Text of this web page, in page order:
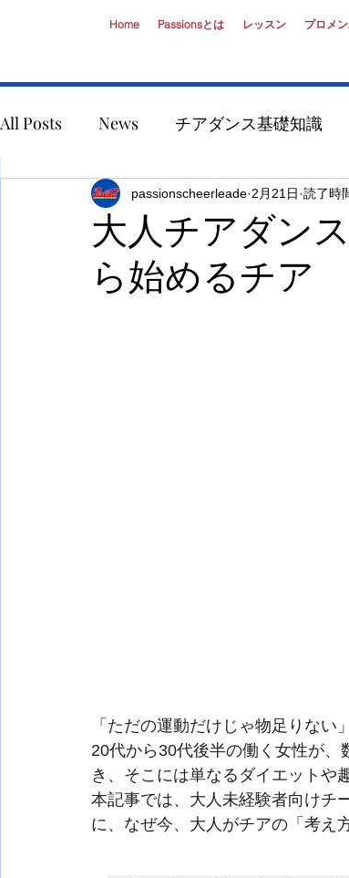
Home Passionsとは レッスン プロメ
All Posts News チアダンス基礎知識
チアダンス イベント出演 オーデ
チアリーダー派遣 チアリーダーキャ
大人チアダン
ら始めるチア
passionscheerleade 2月21日 読了時
「ただの運動だけじゃ物足りない
20代から30代後半の働く女性が、
き、そこには単なるダイエットや
本記事では、大人未経験者向けチ
に、なぜ今、大人がチアの「考え